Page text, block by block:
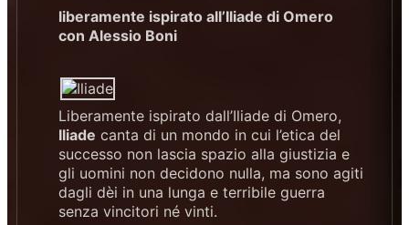
liberamente ispirato all’Iliade di Omero
con Alessio Boni
Liberamente ispirato dall’Iliade di Omero,
Iliade canta di un mondo in cui l’etica del
successo non lascia spazio alla giustizia e
gli uomini non decidono nulla, ma sono agiti
dagli dèi in una lunga e terribile guerra
senza vincitori né vinti.